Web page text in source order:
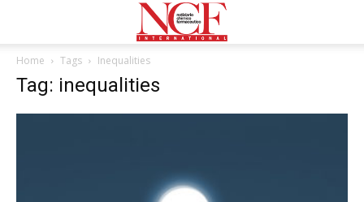
Home Tags Inequalities
Tag: inequalities